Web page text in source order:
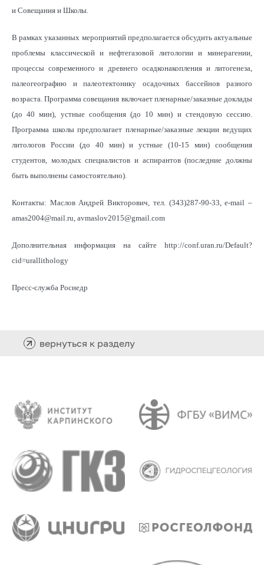
и Совещания и Школы.
В рамках указанных мероприятий предполагается обсудить актуальные
проблемы классической и нефтегазовой литологии и минерагении,
процессы современного и древнего осадконакопления и литогенеза,
палеогеографию и палеотектонику осадочных бассейнов разного
возраста. Программа совещания включает пленарные/заказные доклады
(до 40 мин), устные сообщения (до 10 мин) и стендовую сессию.
Программа школы предполагает пленарные/заказные лекции ведущих
литологов России (до 40 мин) и устные (10-15 мин) сообщения
студентов, молодых специалистов и аспирантов (последние должны
быть выполнены самостоятельно).
Контакты: Маслов Андрей Викторович, тел. (343)287-90-33, e-mail –
amas2004@mail.ru, avmaslov2015@gmail.com
Дополнительная информация на сайте http://conf.uran.ru/Default?
cid=urallithology
Пресс-служба Роснедр
вернуться к разделу